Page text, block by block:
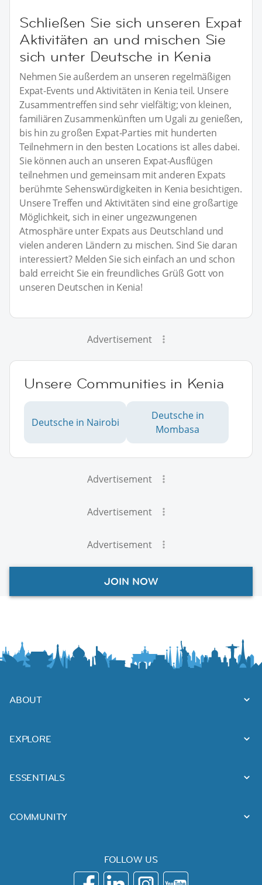
Schließen Sie sich unseren Expat
Aktivitäten an und mischen Sie
sich unter Deutsche in Kenia
Nehmen Sie außerdem an unseren regelmäßigen
Expat-Events und Aktivitäten in Kenia teil. Unsere
Zusammentreffen sind sehr vielfältig; von kleinen,
familiären Zusammenkünften um Ugali zu genießen,
bis hin zu großen Expat-Parties mit hunderten
Teilnehmern in den besten Locations ist alles dabei.
Sie können auch an unseren Expat-Ausflügen
teilnehmen und gemeinsam mit anderen Expats
berühmte Sehenswürdigkeiten in Kenia besichtigen.
Unsere Treffen und Aktivitäten sind eine großartige
Möglichkeit, sich in einer ungezwungenen
Atmosphäre unter Expats aus Deutschland und
vielen anderen Ländern zu mischen. Sind Sie daran
interessiert? Melden Sie sich einfach an und schon
bald erreicht Sie ein freundliches Grüß Gott von
unseren Deutschen in Kenia!
Advertisement
Unsere Communities in Kenia
Deutsche in Nairobi
Deutsche in
Mombasa
Advertisement
Advertisement
Advertisement
JOIN NOW
ABOUT
EXPLORE
ESSENTIALS
COMMUNITY
FOLLOW US